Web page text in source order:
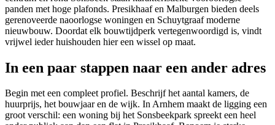
panden met hoge plafonds. Presikhaaf en Malburgen bieden deels
gerenoveerde naoorlogse woningen en Schuytgraaf moderne
nieuwbouw. Doordat elk bouwtijdperk vertegenwoordigd is, vindt
vrijwel ieder huishouden hier een wissel op maat.
In een paar stappen naar een ander adres
Begin met een compleet profiel. Beschrijf het aantal kamers, de
huurprijs, het bouwjaar en de wijk. In Arnhem maakt de ligging een
groot verschil: een woning bij het Sonsbeekpark spreekt een heel